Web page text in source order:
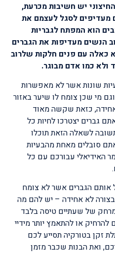
יש חשיבות מכרעת,
מעדיפים לסגל לעצמם את
הוא המפתח לגבריות
הנשים מעדיפות את הגברים
כאלה עם פנים חלקות שלרוב
ולא כמו אדם מבוגר.
שונות אשר לא מאפשרות
מי שכן צומח לו שיער באזור
כזאת שקשה מאוד
גברים יצטרכו לחיות כל
לשאלה הזאת תוכלו
סובלים מאחת מהבעיות
האידיאלי עבורכם עם כל
אותם הגברים אשר לא צומח
לא אחידה – יש להם מה
של שעתיים טיסה בלבד
או להתאמץ יותר מידיי
זקן בטורקיה תסייע לכם
ואת הבנות שכבר מזמן